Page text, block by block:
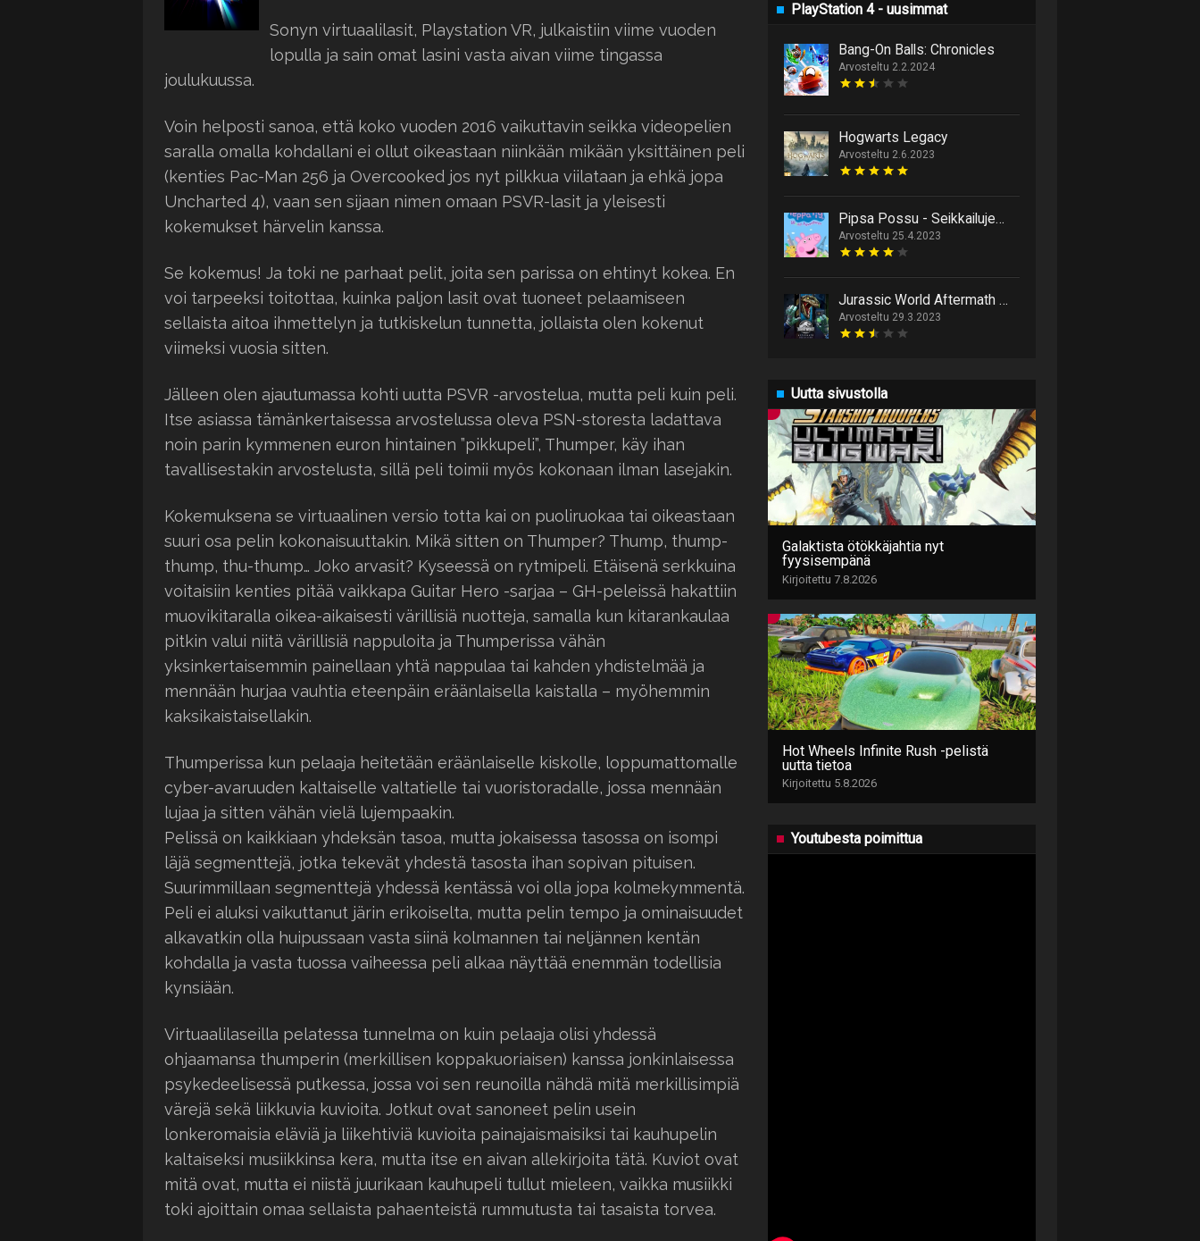
Sonyn virtuaalilasit, Playstation VR, julkaistiin viime vuoden
lopulla ja sain omat lasini vasta aivan viime tingassa
joulukuussa.
Voin helposti sanoa, että koko vuoden 2016 vaikuttavin seikka videopelien
saralla omalla kohdallani ei ollut oikeastaan niinkään mikään yksittäinen peli
(kenties Pac-Man 256 ja Overcooked jos nyt pilkkua viilataan ja ehkä jopa
Uncharted 4), vaan sen sijaan nimen omaan PSVR-lasit ja yleisesti
kokemukset härvelin kanssa.
Se kokemus! Ja toki ne parhaat pelit, joita sen parissa on ehtinyt kokea. En
voi tarpeeksi toitottaa, kuinka paljon lasit ovat tuoneet pelaamiseen
sellaista aitoa ihmettelyn ja tutkiskelun tunnetta, jollaista olen kokenut
viimeksi vuosia sitten.
Jälleen olen ajautumassa kohti uutta PSVR -arvostelua, mutta peli kuin peli.
Itse asiassa tämänkertaisessa arvostelussa oleva PSN-storesta ladattava
noin parin kymmenen euron hintainen ”pikkupeli”, Thumper, käy ihan
tavallisestakin arvostelusta, sillä peli toimii myös kokonaan ilman lasejakin.
Kokemuksena se virtuaalinen versio totta kai on puoliruokaa tai oikeastaan
suuri osa pelin kokonaisuuttakin. Mikä sitten on Thumper? Thump, thump-
thump, thu-thump… Joko arvasit? Kyseessä on rytmipeli. Etäisenä serkkuina
voitaisiin kenties pitää vaikkapa Guitar Hero -sarjaa – GH-peleissä hakattiin
muovikitaralla oikea-aikaisesti värillisiä nuotteja, samalla kun kitarankaulaa
pitkin valui niitä värillisiä nappuloita ja Thumperissa vähän
yksinkertaisemmin painellaan yhtä nappulaa tai kahden yhdistelmää ja
mennään hurjaa vauhtia eteenpäin eräänlaisella kaistalla – myöhemmin
kaksikaistaisellakin.
Thumperissa kun pelaaja heitetään eräänlaiselle kiskolle, loppumattomalle
cyber-avaruuden kaltaiselle valtatielle tai vuoristoradalle, jossa mennään
lujaa ja sitten vähän vielä lujempaakin.
Pelissä on kaikkiaan yhdeksän tasoa, mutta jokaisessa tasossa on isompi
läjä segmenttejä, jotka tekevät yhdestä tasosta ihan sopivan pituisen.
Suurimmillaan segmenttejä yhdessä kentässä voi olla jopa kolmekymmentä.
Peli ei aluksi vaikuttanut järin erikoiselta, mutta pelin tempo ja ominaisuudet
alkavatkin olla huipussaan vasta siinä kolmannen tai neljännen kentän
kohdalla ja vasta tuossa vaiheessa peli alkaa näyttää enemmän todellisia
kynsiään.
Virtuaalilaseilla pelatessa tunnelma on kuin pelaaja olisi yhdessä
ohjaamansa thumperin (merkillisen koppakuoriaisen) kanssa jonkinlaisessa
psykedeelisessä putkessa, jossa voi sen reunoilla nähdä mitä merkillisimpiä
värejä sekä liikkuvia kuvioita. Jotkut ovat sanoneet pelin usein
lonkeromaisia eläviä ja liikehtiviä kuvioita painajaismaisiksi tai kauhupelin
kaltaiseksi musiikkinsa kera, mutta itse en aivan allekirjoita tätä. Kuviot ovat
mitä ovat, mutta ei niistä juurikaan kauhupeli tullut mieleen, vaikka musiikki
toki ajoittain omaa sellaista pahaenteistä rummutusta tai tasaista torvea.
PlayStation 4 - uusimmat
Bang-On Balls: Chronicles
Arvosteltu 2.2.2024
Hogwarts Legacy
Arvosteltu 2.6.2023
Pipsa Possu - Seikkailujen Maailma
Arvosteltu 25.4.2023
Jurassic World Aftermath Collection
Arvosteltu 29.3.2023
Uutta sivustolla
Galaktista ötökkäjahtia nyt
fyysisempänä
Kirjoitettu 7.8.2026
Hot Wheels Infinite Rush -pelistä
uutta tietoa
Kirjoitettu 5.8.2026
Youtubesta poimittua